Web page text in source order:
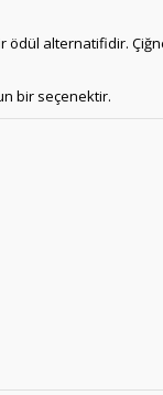
alternatifidir.
bir seçenektir.